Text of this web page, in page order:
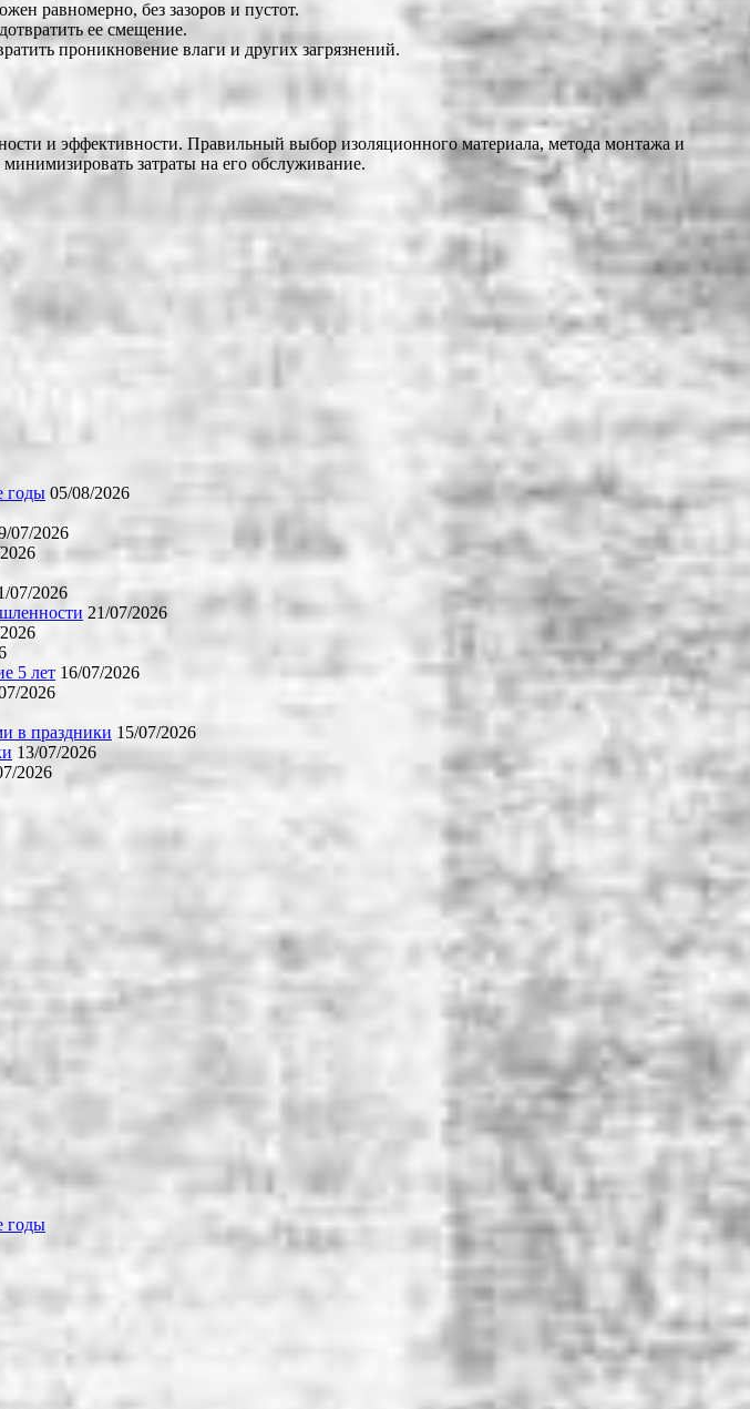
равномерно, без зазоров и пустот.
ее смещение.
проникновение влаги и других загрязнений.
и эффективности. Правильный выбор изоляционного материала, метода монтажа и
затраты на его обслуживание.
годы 05/08/2026
07/2026
07/2026
21/07/2026
5 лет 16/07/2026
2026
в праздники 15/07/2026
13/07/2026
2026
годы